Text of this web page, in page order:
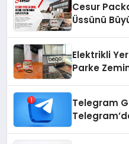
Cesur
Üssünü
Elektrikli
Parke
Telegram